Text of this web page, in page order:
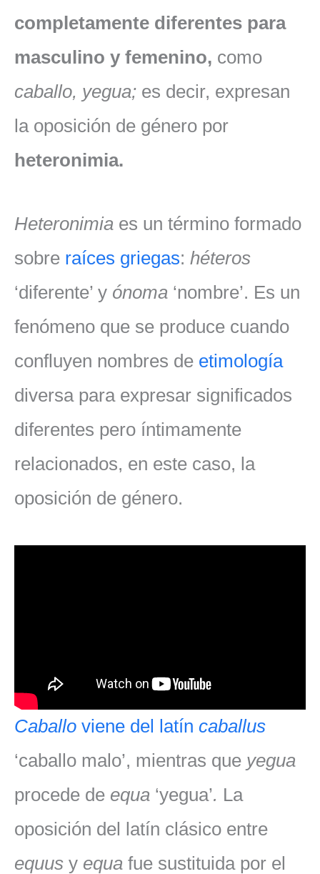
completamente diferentes para
masculino y femenino, como
caballo, yegua; es decir, expresan
la oposición de género por
heteronimia.
Heteronimia es un término formado
sobre raíces griegas: héteros
‘diferente’ y ónoma ‘nombre’. Es un
fenómeno que se produce cuando
confluyen nombres de etimología
diversa para expresar significados
diferentes pero íntimamente
relacionados, en este caso, la
oposición de género.
Caballo viene del latín caballus
‘caballo malo’, mientras que yegua
procede de equa ‘yegua’. La
oposición del latín clásico entre
equus y equa fue sustituida por el